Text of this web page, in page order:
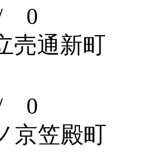
/ 0
売通新町
/ 0
京笠殿町